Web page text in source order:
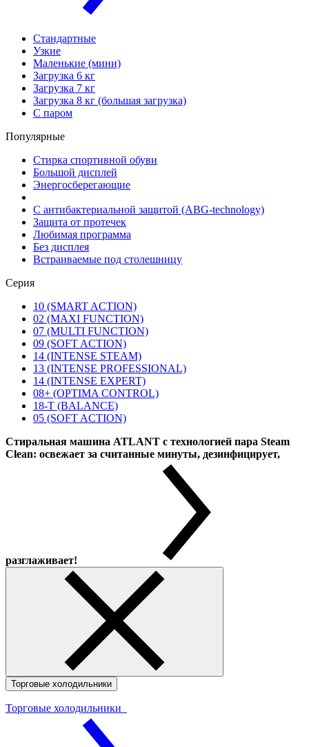
Стандартные
Узкие
Маленькие (мини)
Загрузка 6 кг
Загрузка 7 кг
Загрузка 8 кг (большая загрузка)
С паром
Популярные
Стирка спортивной обуви
Большой дисплей
Энергосберегающие
С антибактериальной защитой (ABG-technology)
Защита от протечек
Любимая программа
Без дисплея
Встраиваемые под столешницу
Серия
10 (SMART ACTION)
02 (MAXI FUNCTION)
07 (MULTI FUNCTION)
09 (SOFT ACTION)
14 (INTENSE STEAM)
13 (INTENSE PROFESSIONAL)
14 (INTENSE EXPERT)
08+ (OPTIMA CONTROL)
18-T (BALANCE)
05 (SOFT ACTION)
Стиральная машина ATLANT с технологией пара Steam
Clean: освежает за считанные минуты, дезинфицирует,
разглаживает!
Торговые холодильники
Торговые холодильники